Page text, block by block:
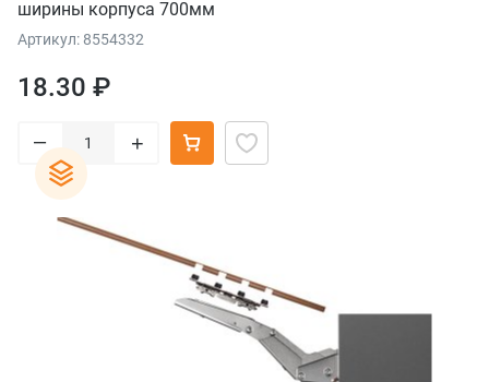
ширины корпуса 700мм
Артикул: 8554332
18.30 ₽
– +